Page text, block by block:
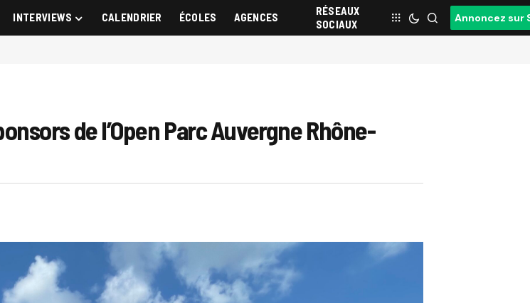
INTERVIEWS CALENDRIER ÉCOLES AGENCES
RÉSEAUX
SOCIAUX
Annoncez sur
de l’Open Parc Auvergne Rhône-